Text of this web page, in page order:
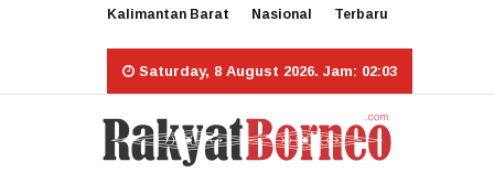
Kalimantan Barat Nasional Terbaru
Saturday, 8 August 2026. Jam: 02:03